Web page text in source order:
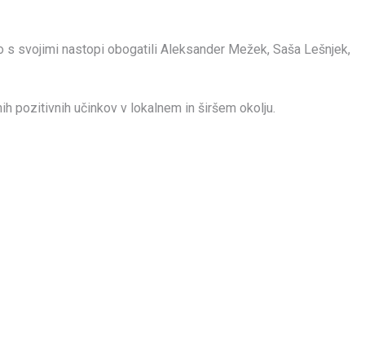
svojimi nastopi obogatili Aleksander Mežek, Saša Lešnjek,
pozitivnih učinkov v lokalnem in širšem okolju.